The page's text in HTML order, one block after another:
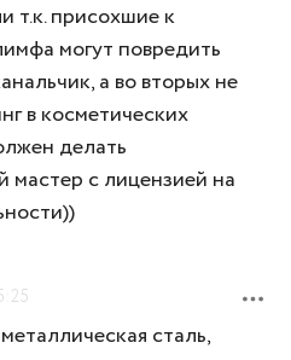
т.к. присохшие к
могут повредить
а во вторых не
в косметических
делать
мастер с лицензией на
сталь,